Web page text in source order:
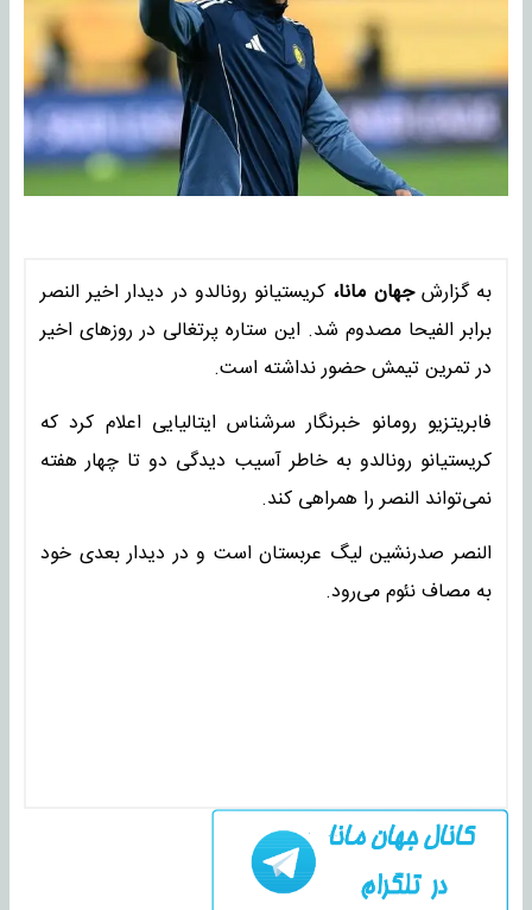
به گزارشجهان مانا، کریستیانو رونالدو در دیدار اخیر النصر
برابر الفیحا مصدوم شد. این ستاره پرتغالی در روزهای اخیر
در تمرین تیمش حضور نداشته است.
فابریتزیو رومانو خبرنگار سرشناس ایتالیایی اعلام کرد که
کریستیانو رونالدو به خاطر آسیب دیدگی دو تا چهار هفته
نمی‌تواند النصر را همراهی کند.
النصر صدرنشین لیگ عربستان است و در دیدار بعدی خود
به مصاف نئوم می‌رود.